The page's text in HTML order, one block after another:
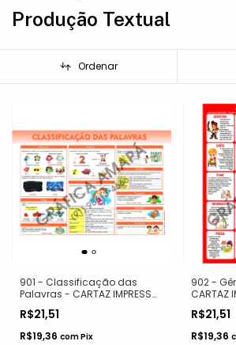
Produção Textual
Ordenar
901 - Classificação das
Palavras - CARTAZ IMPRESSO
R$21,51
R$19,36 comPix
902 -
CARTAZ
R$21,51
R$19,36